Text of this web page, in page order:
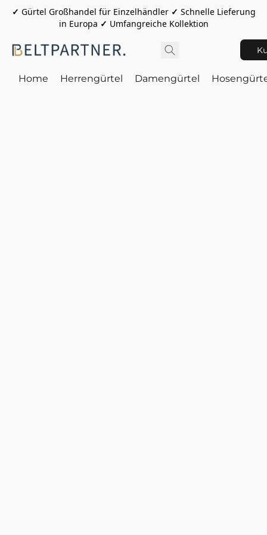
✓ Gürtel Großhandel für Einzelhändler ✓ Schnelle Lieferung
in Europa ✓ Umfangreiche Kollektion
Home Herrengürtel Damengürtel